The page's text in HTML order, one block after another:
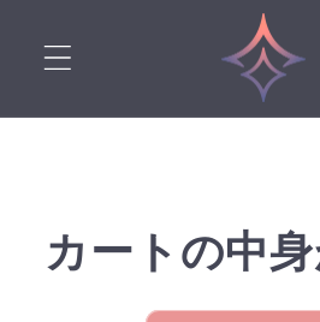
進む
カートの中